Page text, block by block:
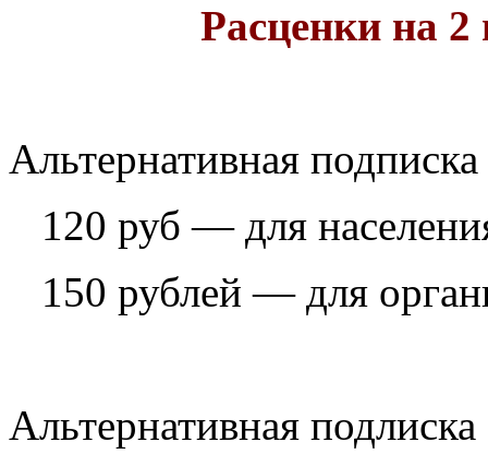
Расценки на 2
Альтернативная
120 руб — для
150 рублей — для
Альтернативная